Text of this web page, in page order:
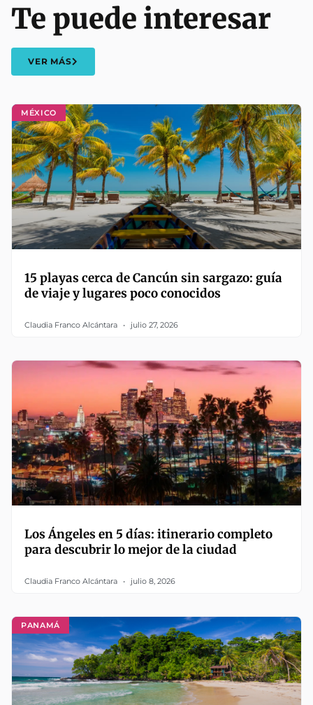
MÉXICO
15 playas cerca de Cancún sin sargazo: guía
de viaje y lugares poco conocidos
Claudia Franco Alcántara julio 27, 2026
Los Ángeles en 5 días: itinerario completo
para descubrir lo mejor de la ciudad
Claudia Franco Alcántara julio 8, 2026
PANAMÁ
Te puede interesar
VER MÁS